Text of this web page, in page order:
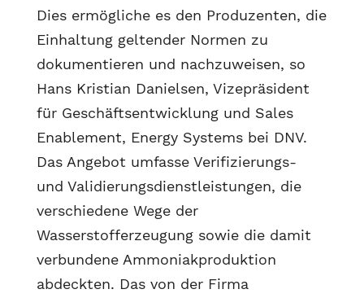
Dies ermögliche es den Produzenten, die
Einhaltung geltender Normen zu
dokumentieren und nachzuweisen, so
Hans Kristian Danielsen, Vizepräsident
für Geschäftsentwicklung und Sales
Enablement, Energy Systems bei DNV.
Das Angebot umfasse Verifizierungs-
und Validierungsdienstleistungen, die
verschiedene Wege der
Wasserstofferzeugung sowie die damit
verbundene Ammoniakproduktion
abdeckten. Das von der Firma